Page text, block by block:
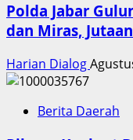
Polda Jabar
dan Miras,
Harian Dialog
Berita Daerah